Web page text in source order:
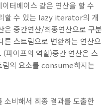
터베이스 같은 연산을 할 수
할 수 있는 lazy iterator의 개
은 중간연산/최종연산으로 구분
른 스트림으로 변환하는 연산으
파이프의 역할)중간 연산은 스
림의 요소를 consume하지는
소비해서 최종 결과를 도출한